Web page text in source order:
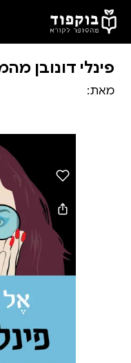
דלג לתוכן הראשי
פינלי דונובן
מאת: